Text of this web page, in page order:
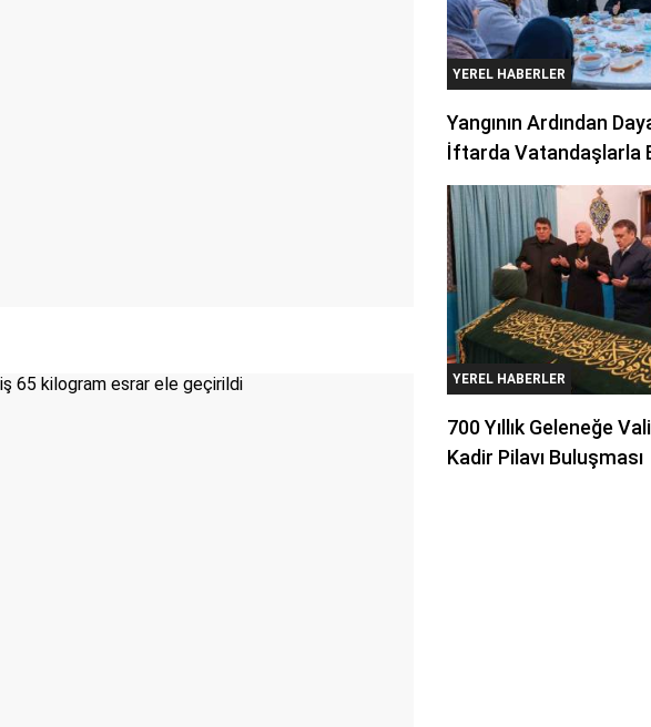
YEREL HABERLER
Yangının Ardından
İftarda Vatandaşlarla
YEREL HABERLER
700 Yıllık Geleneğe
Kadir Pilavı Buluşması